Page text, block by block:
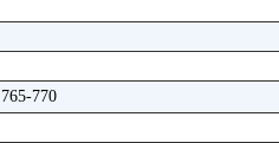
765-770